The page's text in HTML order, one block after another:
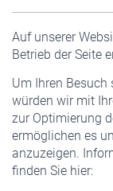
Auf unserer
Betrieb der Seite
Um Ihren
würden wir mit
zur Optimierung
ermöglichen es
anzuzeigen.
finden Sie hier:
Pflichtversicherung
Staatliche
Veranstaltungen
Rentner
Rentenbeginn